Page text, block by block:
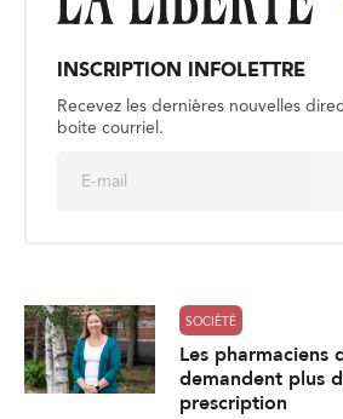
INSCRIPTION INFOLETTRE
Recevez les dernières nouvelles
boite courriel.
SOCIÉTÉ
Les pharmaciens
demandent plus
prescription